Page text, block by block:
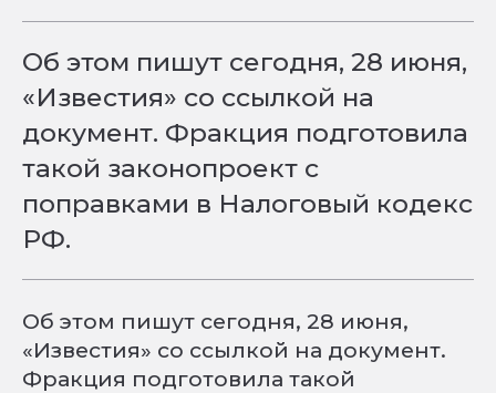
Об этом пишут сегодня, 28 июня,
«Известия» со ссылкой на
документ. Фракция подготовила
такой законопроект с
поправками в Налоговый кодекс
РФ.
Об этом пишут сегодня, 28 июня,
«Известия» со ссылкой на документ.
Фракция подготовила такой